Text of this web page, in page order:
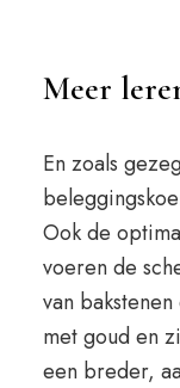
Meer
En zoals
Ook de
voeren de
van
met goud en
een breder,